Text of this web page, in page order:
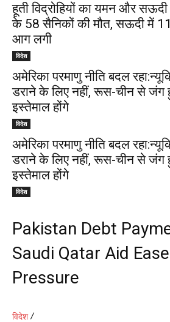
हूती विद्रोहियों का यमन और
के 58 सैनिकों की मौत, सऊदी में
आग लगी
विदेश
अमेरिका परमाणु नीति बदल
डराने के लिए नहीं, रूस-चीन से जंग
इस्तेमाल होंगे
विदेश
अमेरिका परमाणु नीति बदल
डराने के लिए नहीं, रूस-चीन से जंग
इस्तेमाल होंगे
विदेश
Pakistan Debt
Saudi Qatar Aid
Pressure
विदेश